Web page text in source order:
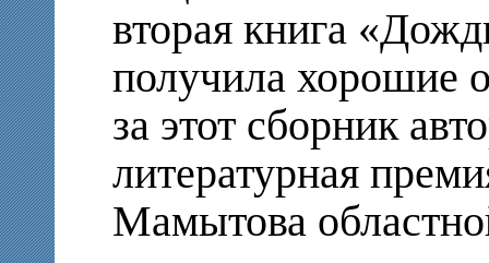
вторая книга
получила хорошие
за этот сборник
литературная
Мамытова